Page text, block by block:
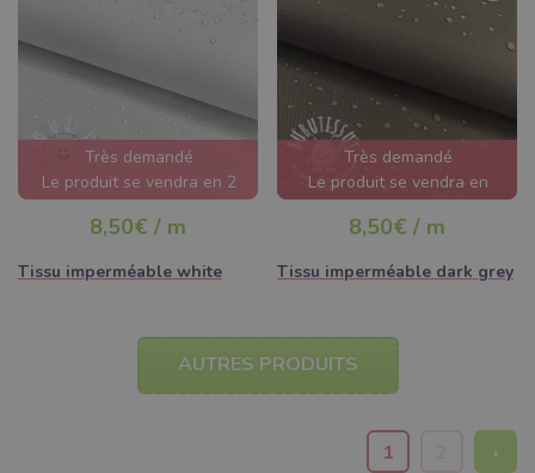
Très demandé
Le produit se vendra en 2
jours
8,50€ / m
Tissu imperméable white
Très demandé
Le produit se vendra en
quelques heures
8,50€ / m
Tissu imperméable dark grey
AUTRES PRODUITS
1 ›